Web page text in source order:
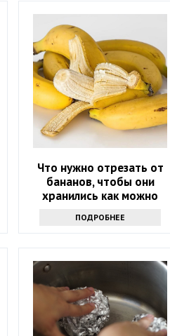
Что нужно отрезать от
бананов, чтобы они
хранились как можно
маленькая хитрость
ПОДРОБНЕЕ